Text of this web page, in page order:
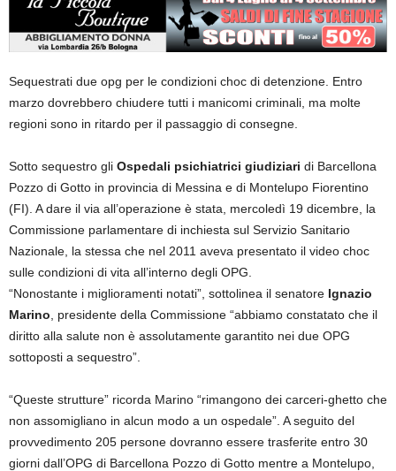
Sequestrati due opg per le condizioni choc di detenzione. Entro
marzo dovrebbero chiudere tutti i manicomi criminali, ma molte
regioni sono in ritardo per il passaggio di consegne.
Sotto sequestro gli Ospedali psichiatrici giudiziari di Barcellona
Pozzo di Gotto in provincia di Messina e di Montelupo Fiorentino
(FI). A dare il via all’operazione è stata, mercoledì 19 dicembre, la
Commissione parlamentare di inchiesta sul Servizio Sanitario
Nazionale, la stessa che nel 2011 aveva presentato il video choc
sulle condizioni di vita all’interno degli OPG.
“Nonostante i miglioramenti notati”, sottolinea il senatore Ignazio
Marino , presidente della Commissione “abbiamo constatato che il
diritto alla salute non è assolutamente garantito nei due OPG
sottoposti a sequestro”.
“Queste strutture” ricorda Marino “rimangono dei carceri-ghetto che
non assomigliano in alcun modo a un ospedale”. A seguito del
provvedimento 205 persone dovranno essere trasferite entro 30
giorni dall’OPG di Barcellona Pozzo di Gotto mentre a Montelupo,